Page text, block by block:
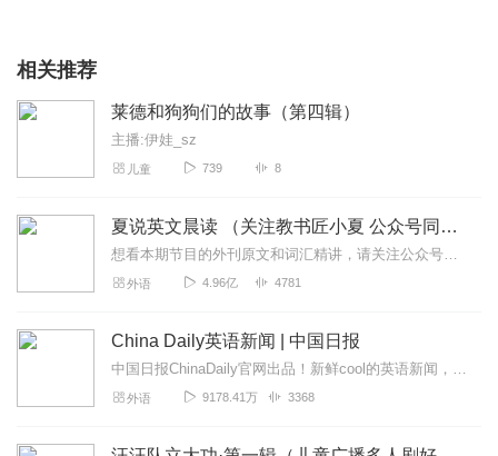
相关推荐
莱德和狗狗们的故事（第四辑）
主播:伊娃_sz
儿童 739 8
夏说英文晨读 （关注教书匠小夏 公众号同步更新）
想看本期节目的外刊原文和词汇精讲，请关注公众号【教书匠小夏】了解更多详情，可关注【友邻优课】公众号夏鹏老师，中国最大的微信端英语学习品牌“友邻优课”创始人，其首...
外语 4.96亿 4781
China Daily英语新闻 | 中国日报
中国日报ChinaDaily官网出品！新鲜cool的英语新闻，超级native的英文播报，附双语文稿。每周一到周五早7:00准时更新，关注+订阅+10字评论！...
外语 9178.41万 3368